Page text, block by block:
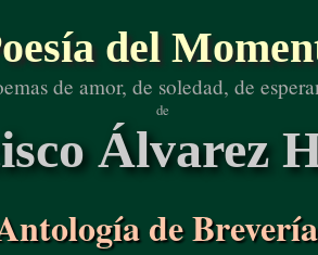
del
de amor, de soledad, de
de
Álvarez
de